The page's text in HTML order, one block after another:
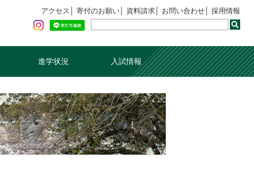
アクセス 寄付のお願い 資料請求 お問い合わせ 採用情報
進学状況 入試情報